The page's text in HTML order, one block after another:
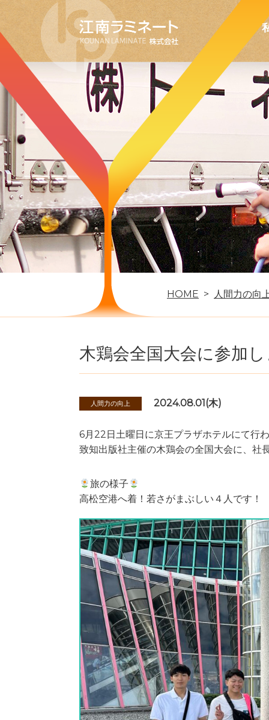
HOME 人間力の向
木鶏会全国大会に参加
人間力の向上 2024.08.01(木)
6月22日土曜日に京王プラザホテルにて行
致知出版社主催の木鶏会の全国大会に、社
旅の様子
高松空港へ着！若さがまぶしい４人です！